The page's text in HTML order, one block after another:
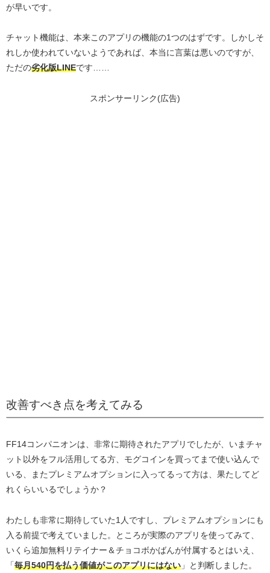
が早いです。
チャット機能は、本来このアプリの機能の1つのはずです。しかしそ
れしか使われていないようであれば、本当に言葉は悪いのですが、
ただの劣化版LINEです……
スポンサーリンク(広告)
改善すべき点を考えてみる
FF14コンパニオンは、非常に期待されたアプリでしたが、いまチャ
ット以外をフル活用してる方、モグコインを買ってまで使い込んで
いる、またプレミアムオプションに入ってるって方は、果たしてど
れくらいいるでしょうか？
わたしも非常に期待していた1人ですし、プレミアムオプションにも
入る前提で考えていました。ところが実際のアプリを使ってみて、
いくら追加無料リテイナー＆チョコボかばんが付属するとはいえ、
「毎月540円を払う価値がこのアプリにはない 」と判断しました。